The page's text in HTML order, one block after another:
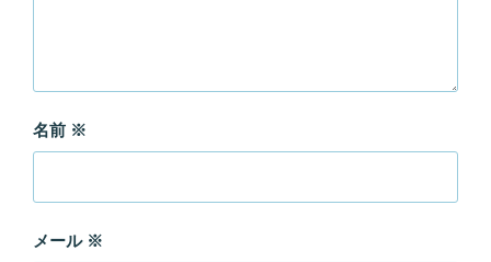
名前 ※
メール ※